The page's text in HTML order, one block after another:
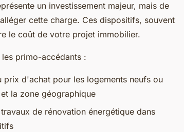
un investissement majeur, mais de
cette charge. Ces dispositifs, souvent
le coût de votre projet immobilier.
les primo-accédants :
prix d'achat pour les logements neufs ou
la zone géographique
de rénovation énergétique dans